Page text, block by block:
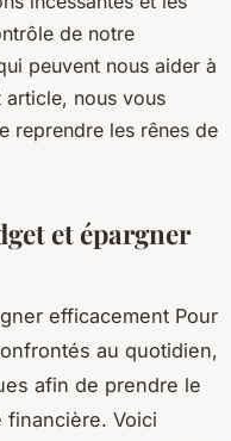
de notre
peuvent nous aider à
nous vous
reprendre les rênes de
et épargner
efficacement Pour
au quotidien,
afin de prendre le
Voici